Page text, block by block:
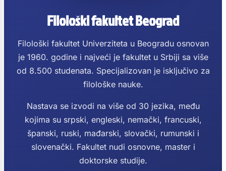
Filološki fakultet Beograd
Filološki fakultet Univerziteta u Beogradu osnovan
je 1960. godine i najveći je fakultet u Srbiji sa više
od 8.500 studenata. Specijalizovan je isključivo za
filološke nauke.
Nastava se izvodi na više od 30 jezika, među
kojima su srpski, engleski, nemački, francuski,
španski, ruski, mađarski, slovački, rumunski i
slovenački. Fakultet nudi osnovne, master i
doktorske studije.